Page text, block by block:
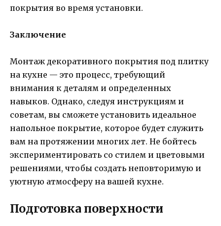
покрытия во время установки.
Заключение
Монтаж декоративного покрытия под плитку
на кухне — это процесс, требующий
внимания к деталям и определенных
навыков. Однако, следуя инструкциям и
советам, вы сможете установить идеальное
напольное покрытие, которое будет служить
вам на протяжении многих лет. Не бойтесь
экспериментировать со стилем и цветовыми
решениями, чтобы создать неповторимую и
уютную атмосферу на вашей кухне.
Подготовка поверхности